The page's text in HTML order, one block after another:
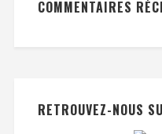
COMMENTAIRES
RETROUVEZ-NOUS